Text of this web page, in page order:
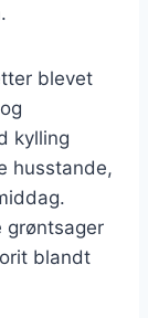
blevet
kylling
husstande,
grøntsager
blandt